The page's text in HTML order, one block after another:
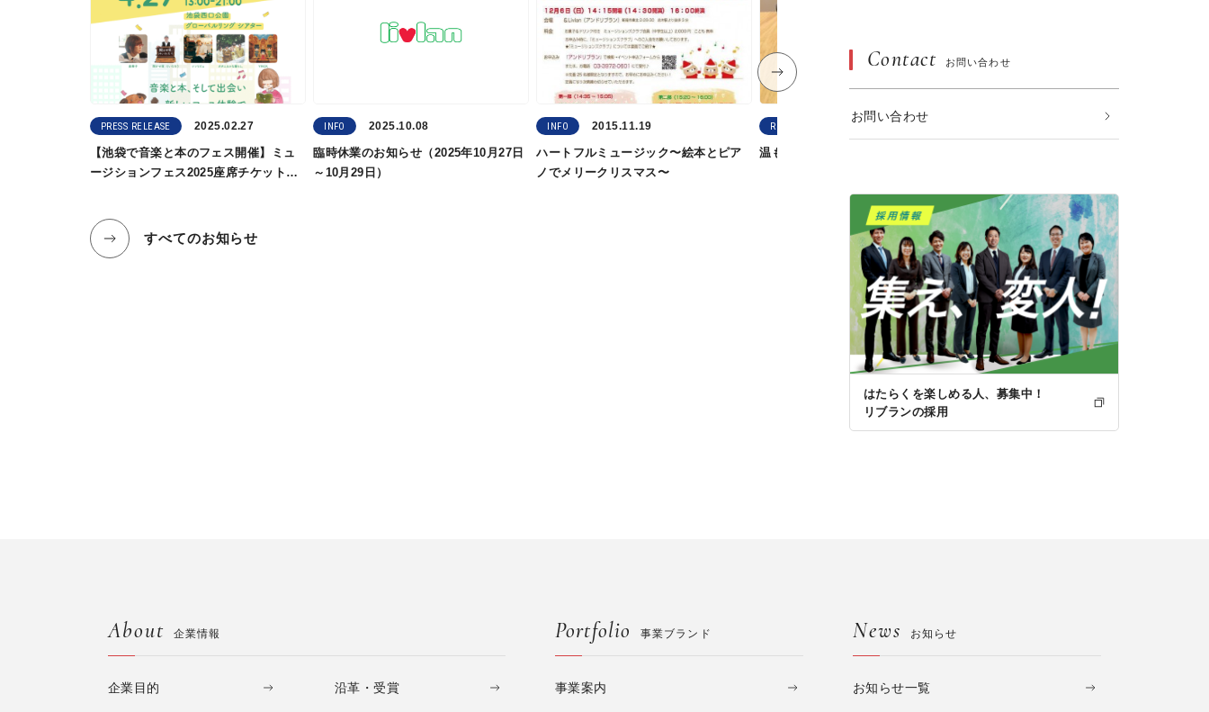
PRESS RELEASE 2025.02.27
【池袋で音楽と本のフェス開催】ミュ
ージションフェス2025座席チケット予
INFO 2025.10.08
臨時休業のお知らせ（2025年10月27日
～10月29日）
INFO 2015.11.19
ハートフルミュージック〜絵本とピア
ノでメリークリスマス〜
REPORT 2015.03.11
温もり感じるアロマワークショップ♪♪
すべてのお知らせ
Contact お問い合わせ
お問い合わせ
はたらくを楽しめる人、募集中！
リブランの採用
About 企業情報
企業目的 沿革・受賞
Portfolio 事業ブランド
事業案内
News お知らせ
お知らせ一覧